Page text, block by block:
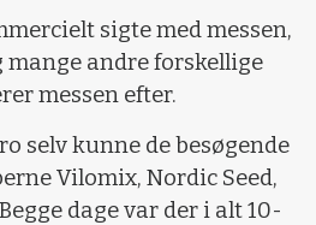
sigte med messen,
andre forskellige
messen efter.
selv kunne de besøgende
Vilomix, Nordic Seed,
dage var der i alt 10-